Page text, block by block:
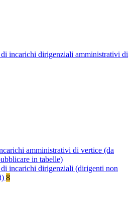
incarichi dirigenziali amministrativi di
amministrativi di vertice (da
in tabelle)
incarichi dirigenziali (dirigenti non
8